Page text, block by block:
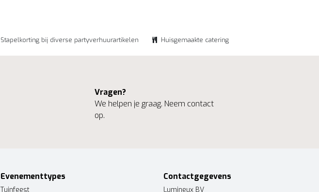
Stapelkorting bij diverse partyverhuurartikelen Huisgemaakte catering
Vragen?
We helpen je graag. Neem contact
op.
Evenementtypes
Tuinfeest
Contactgegevens
Lumineux BV